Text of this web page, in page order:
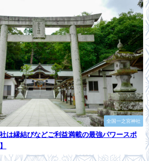
全国一之宮神社
は縁結びなどご利益満載の最強パワースポ